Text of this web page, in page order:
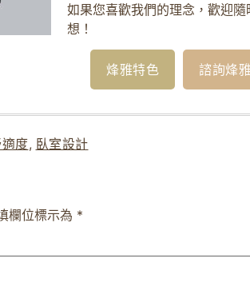
如果您喜歡我們的理念，歡迎
想！
烽雅特色 諮詢烽
度, 臥室設計
欄位標示為 *